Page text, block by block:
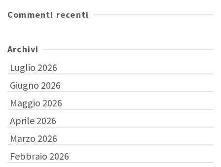
Commenti recenti
Archivi
Luglio 2026
Giugno 2026
Maggio 2026
Aprile 2026
Marzo 2026
Febbraio 2026